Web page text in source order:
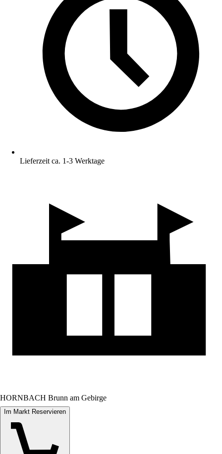
Lieferzeit ca. 1-3 Werktage
HORNBACH Brunn am Gebirge
Im Markt Reservieren